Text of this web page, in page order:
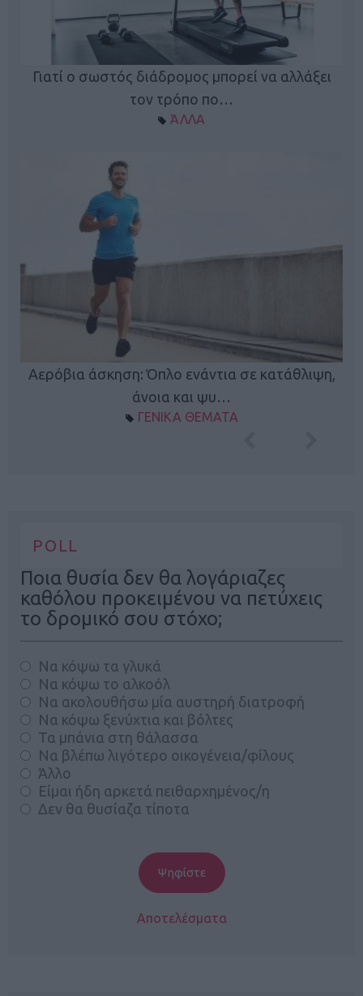
Γιατί ο σωστός διάδρομος μπορεί να αλλάξει
τον τρόπο πο…
ΆΛΛΑ
Αερόβια άσκηση: Όπλο ενάντια σε κατάθλιψη,
άνοια και ψυ…
ΓΕΝΙΚΑ ΘΕΜΑΤΑ
POLL
Ποια θυσία δεν θα λογάριαζες
καθόλου προκειμένου να πετύχεις
το δρομικό σου στόχο;
Να κόψω τα γλυκά
Να κόψω το αλκοόλ
Να ακολουθήσω μία αυστηρή διατροφή
Να κόψω ξενύχτια και βόλτες
Τα μπάνια στη θάλασσα
Να βλέπω λιγότερο οικογένεια/φίλους
Άλλο
Είμαι ήδη αρκετά πειθαρχημένος/η
Δεν θα θυσίαζα τίποτα
Αποτελέσματα